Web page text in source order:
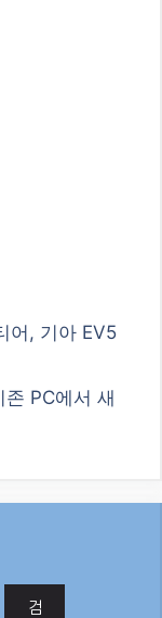
어, 기아 EV5
PC에서 새
검